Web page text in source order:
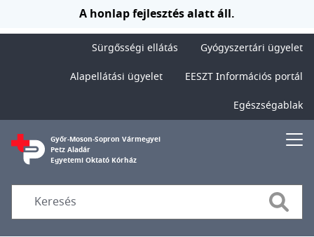
Ugrás a tartalomraA honlap fejlesztés alatt áll.
Sürgősségi ellátás
Gyógyszertári ügyelet
Alapellátási ügyelet
EESZT Információs portál
Egészségablak
Győr-Moson-Sopron Vármegyei
Petz Aladár
Egyetemi Oktató Kórház
Search